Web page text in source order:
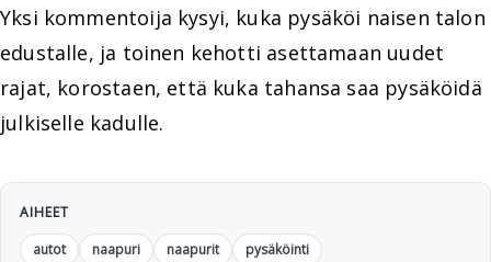
Yksi kommentoija kysyi, kuka pysäköi naisen talon
edustalle, ja toinen kehotti asettamaan uudet
rajat, korostaen, että kuka tahansa saa pysäköidä
julkiselle kadulle.
AIHEET
autot
naapuri naapurit pysäköinti